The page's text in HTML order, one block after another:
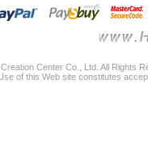
Center Co., Ltd. All Rights
of this Web site constitutes